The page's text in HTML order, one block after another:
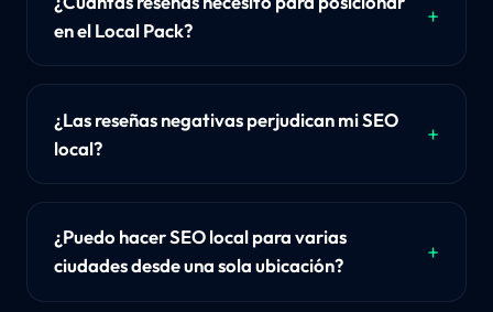
en el Local Pack?
¿Las reseñas negativas perjudican mi SEO
local?
¿Puedo hacer SEO local para varias
ciudades desde una sola ubicación?